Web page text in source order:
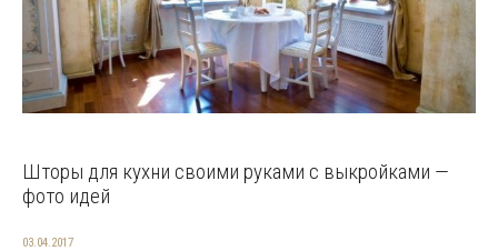
Шторы для кухни своими руками с выкройками —
фото идей
03.04.2017